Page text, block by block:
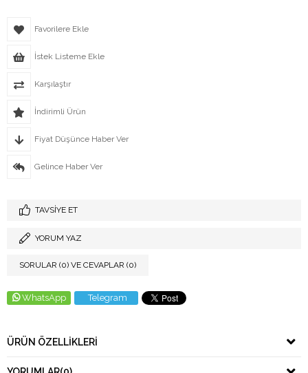
Favorilere Ekle
İstek Listeme Ekle
Karşılaştır
İndirimli Ürün
Fiyat Düşünce Haber Ver
Gelince Haber Ver
TAVSIYE ET
YORUM YAZ
SORULAR (0) VE CEVAPLAR (0)
WhatsApp Telegram
ÜRÜN ÖZELLIKLERI